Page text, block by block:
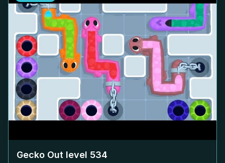
Gecko Out level 534